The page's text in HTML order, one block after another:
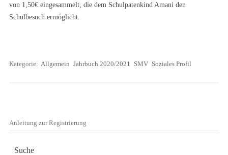
von 1,50€ eingesammelt, die dem Schulpatenkind Amani den
Schulbesuch ermöglicht.
Kategorie: Allgemein Jahrbuch 2020/2021 SMV Soziales Profil
Anleitung zur Registrierung
Suche